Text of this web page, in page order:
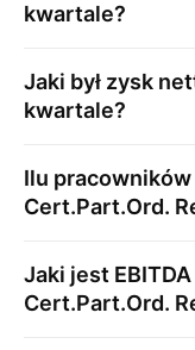
kwartale?
Jaki był zysk
kwartale?
Ilu pracowników
Cert.Part.Ord.
Jaki jest
Cert.Part.Ord.